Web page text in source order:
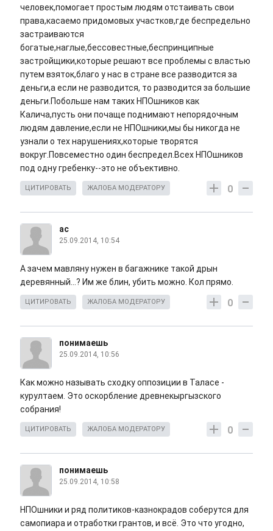
человек,помогает простым людям отстаивать свои
права,касаемо придомовых участков,где беспредельно
застраиваются
богатые,наглые,бессовестные,беспринципные
застройщики,которые решают все проблемы с властью
путем взяток,благо у нас в стране все разводится за
деньги,а если не разводится, то разводится за большие
деньги.Побольше нам таких НПОшников как
Калича,пусть они почаще поднимают непорядочным
людям давление,если не НПОшники,мы бы никогда не
узнали о тех нарушениях,которые творятся
вокруг.Повсеместно один беспредел.Всех НПОшников
под одну гребенку--это не объективно.
0
ЦИТИРОВАТЬ ЖАЛОБА МОДЕРАТОРУ
ас
25.09.2014, 10:54
А зачем мавляну нужен в багажнике такой дрын
деревянный...? Им же блин, убить можно. Кол прямо.
0
ЦИТИРОВАТЬ ЖАЛОБА МОДЕРАТОРУ
понимаешь
25.09.2014, 10:56
Как можно называть сходку оппозиции в Таласе -
курултаем. Это оскорбление древнекыргызского
собрания!
0
ЦИТИРОВАТЬ ЖАЛОБА МОДЕРАТОРУ
понимаешь
25.09.2014, 10:58
НПОшники и ряд политиков-казнокрадов соберутся для
самопиара и отработки грантов, и всё. Это что угодно,